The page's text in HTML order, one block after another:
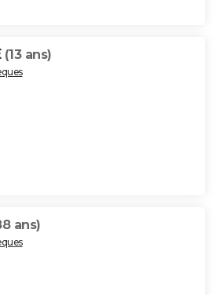
(13 ans)
ans)